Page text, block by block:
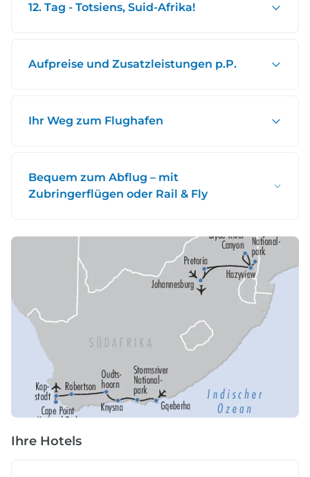
12. Tag - Totsiens, Suid-Afrika!
Aufpreise und Zusatzleistungen p.P.
Ihr Weg zum Flughafen
Bequem zum Abflug – mit
Zubringerflügen oder Rail & Fly
Ihre Hotels